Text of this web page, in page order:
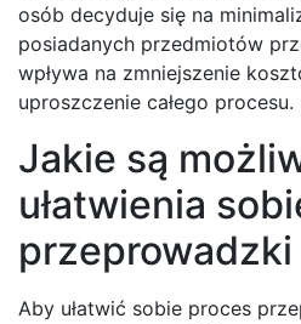
osób decyduje się na
posiadanych przedmiotów
wpływa na zmniejszenie
uproszczenie całego procesu.
Jakie są
ułatwienia
przeprowadzki
Aby ułatwić sobie proces